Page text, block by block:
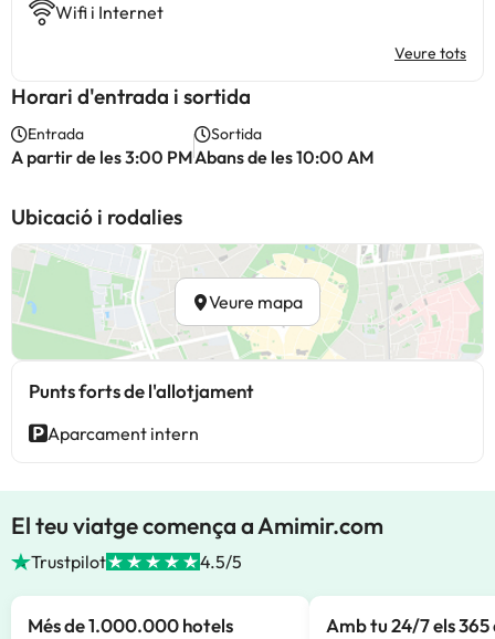
Wifi i Internet
Veure tots
Horari d'entrada i sortida
Entrada
A partir de les 3:00 PM
Sortida
Abans de les 10:00 AM
Ubicació i rodalies
Veure mapa
Punts forts de l'allotjament
Aparcament intern
El teu viatge comença a Amimir.com
Trustpilot 4.5/5
Més de 1.000.000 hotels
Amb tu 24/7 els 365